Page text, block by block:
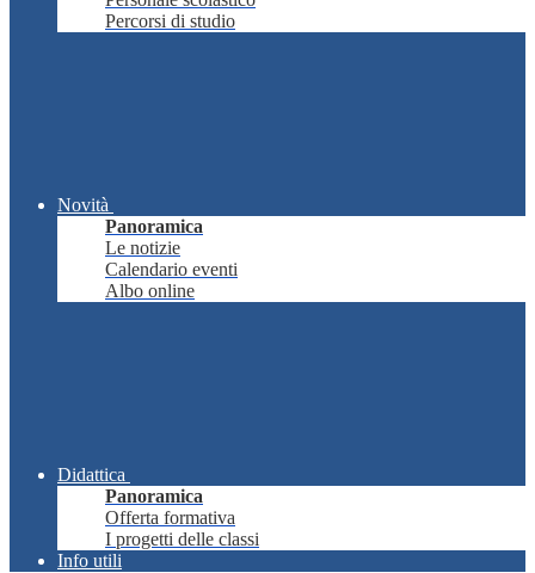
Percorsi di studio
Novità
Panoramica
Le notizie
Calendario eventi
Albo online
Didattica
Panoramica
Offerta formativa
I progetti delle classi
Info utili